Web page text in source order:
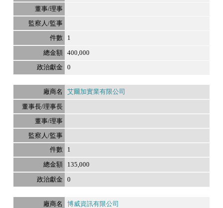
1
400,000
0
艾爾加實業有限公司
1
135,000
0
博威資訊有限公司